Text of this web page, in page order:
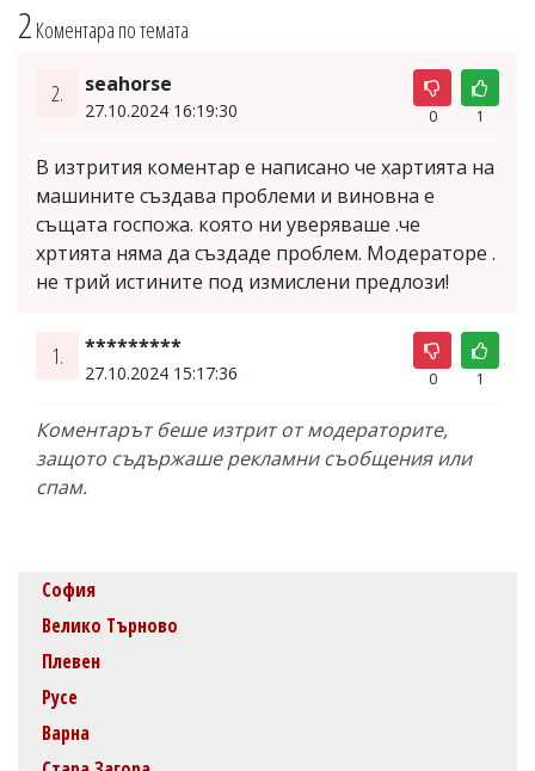
2 Коментара по темата
2. seahorse
27.10.2024 16:19:30 0 1
В изтрития коментар е написано че хартията на
машините създава проблеми и виновна е
същата госпожа. която ни уверяваше .че
хртията няма да създаде проблем. Модераторе .
не трий истините под измислени предлози!
1. *********
27.10.2024 15:17:36 0 1
Коментарът беше изтрит от модераторите,
защото съдържаше рекламни съобщения или
спам.
София
Велико Търново
Плевен
Русе
Варна